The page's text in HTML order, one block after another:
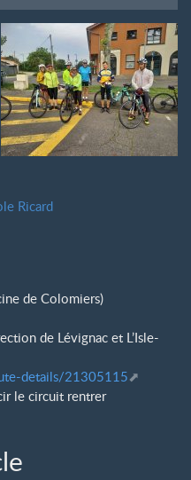
Ricard
de Colomiers)
de Lévignac et L’Isle-
details/21305115
le circuit rentrer